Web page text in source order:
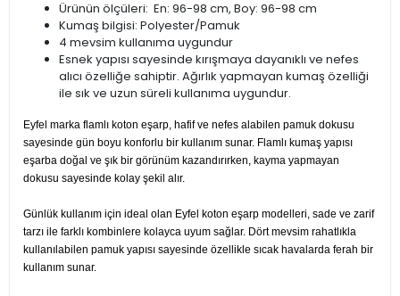
Ürünün ölçüleri: En: 96-98 cm, Boy: 96-98 cm
Kumaş bilgisi: Polyester/Pamuk
4 mevsim kullanıma uygundur
Esnek yapısı sayesinde kırışmaya dayanıklı ve nefes
alıcı özelliğe sahiptir. Ağırlık yapmayan kumaş özelliği
ile sık ve uzun süreli kullanıma uygundur.
Eyfel marka flamlı koton eşarp, hafif ve nefes alabilen pamuk dokusu
sayesinde gün boyu konforlu bir kullanım sunar. Flamlı kumaş yapısı
eşarba doğal ve şık bir görünüm kazandırırken, kayma yapmayan
dokusu sayesinde kolay şekil alır.
Günlük kullanım için ideal olan Eyfel koton eşarp modelleri, sade ve zarif
tarzı ile farklı kombinlere kolayca uyum sağlar. Dört mevsim rahatlıkla
kullanılabilen pamuk yapısı sayesinde özellikle sıcak havalarda ferah bir
kullanım sunar.